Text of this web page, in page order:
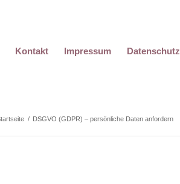
Kontakt Impressum Datenschutz
/ DSGVO (GDPR) – persönliche Daten anfordern